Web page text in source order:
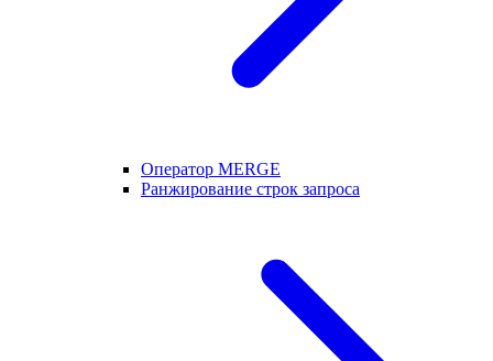
Оператор MERGE
Ранжирование строк запроса